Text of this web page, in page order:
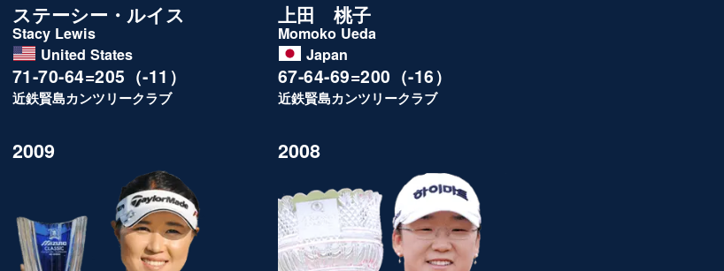
ステーシー・ルイス
Stacy Lewis
United States
71-70-64=205（-11）
近鉄賢島カンツリークラブ
上田 桃子
Momoko Ueda
Japan
67-64-69=200（-16）
近鉄賢島カンツリークラブ
2009 2008